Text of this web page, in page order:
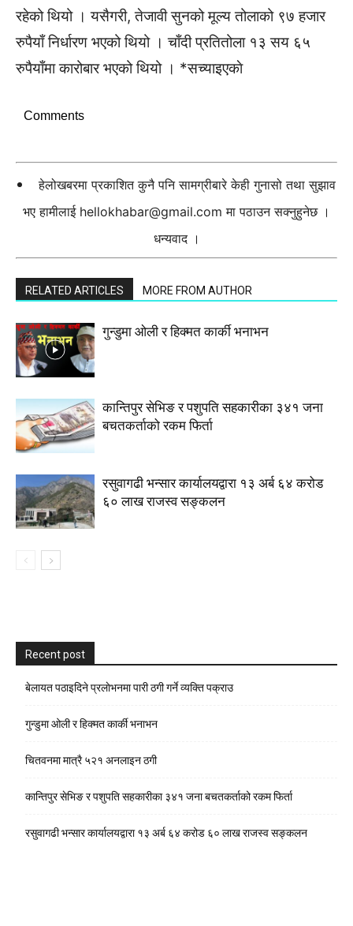
रहेको थियो । यसैगरी, तेजावी सुनको मूल्य तोलाको ९७ हजार
रुपैयाँ निर्धारण भएको थियो । चाँदी प्रतितोला १३ सय ६५
रुपैयाँमा कारोबार भएको थियो । *सच्याइएकाे
Comments
हेलोखबरमा प्रकाशित कुनै पनि सामग्रीबारे केही गुनासो तथा सुझाव
भए हामीलाई hellokhabar@gmail.com मा पठाउन सक्नुहुनेछ ।
धन्यवाद ।
RELATED ARTICLES MORE FROM AUTHOR
गुन्डुमा ओली र हिक्मत कार्की भनाभन
कान्तिपुर सेभिङ र पशुपति सहकारीका ३४१ जना
बचतकर्ताको रकम फिर्ता
रसुवागढी भन्सार कार्यालयद्वारा १३ अर्ब ६४ करोड
६० लाख राजस्व सङ्कलन
Recent post
बेलायत पठाइदिने प्रलाेभनमा पारी ठगी गर्ने व्यक्ति पक्राउ
गुन्डुमा ओली र हिक्मत कार्की भनाभन
चितवनमा मात्रै ५२१ अनलाइन ठगी
कान्तिपुर सेभिङ र पशुपति सहकारीका ३४१ जना बचतकर्ताको रकम फिर्ता
रसुवागढी भन्सार कार्यालयद्वारा १३ अर्ब ६४ करोड ६० लाख राजस्व सङ्कलन